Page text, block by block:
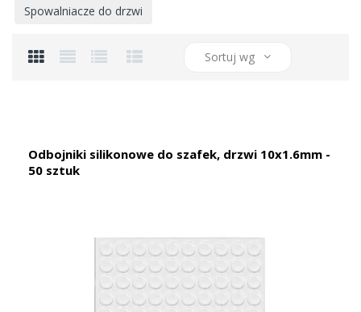
Spowalniacze do drzwi
Sortuj wg
Odbojniki silikonowe do szafek, drzwi 10x1.6mm -
50 sztuk